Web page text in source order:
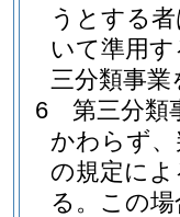
うとする
いて準用
三分類事
6
第三分類
かわらず
の規定に
る。 この